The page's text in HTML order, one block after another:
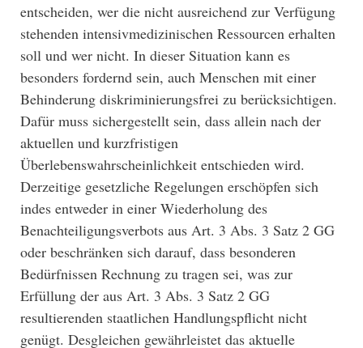
entscheiden, wer die nicht ausreichend zur Verfügung
stehenden intensivmedizinischen Ressourcen erhalten
soll und wer nicht. In dieser Situation kann es
besonders fordernd sein, auch Menschen mit einer
Behinderung diskriminierungsfrei zu berücksichtigen.
Dafür muss sichergestellt sein, dass allein nach der
aktuellen und kurzfristigen
Überlebenswahrscheinlichkeit entschieden wird.
Derzeitige gesetzliche Regelungen erschöpfen sich
indes entweder in einer Wiederholung des
Benachteiligungsverbots aus Art. 3 Abs. 3 Satz 2 GG
oder beschränken sich darauf, dass besonderen
Bedürfnissen Rechnung zu tragen sei, was zur
Erfüllung der aus Art. 3 Abs. 3 Satz 2 GG
resultierenden staatlichen Handlungspflicht nicht
genügt. Desgleichen gewährleistet das aktuelle